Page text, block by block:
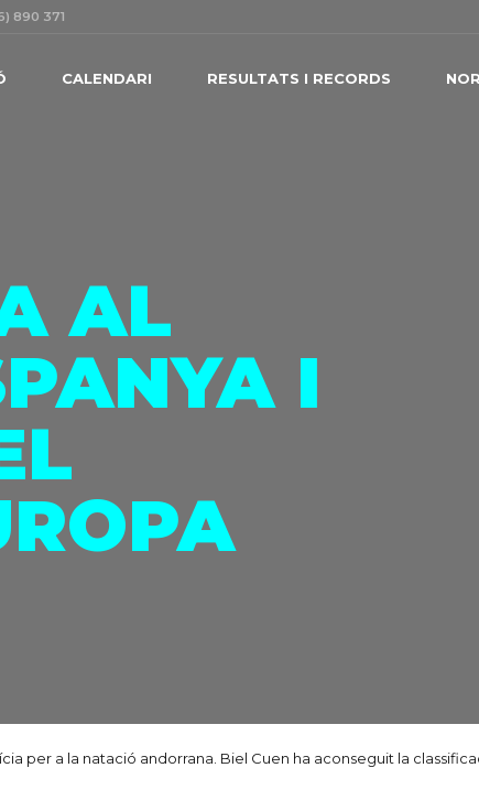
890 371
CALENDARI RESULTATS I RECORDS
AL
I
per a la natació andorrana. Biel Cuen ha aconseguit la